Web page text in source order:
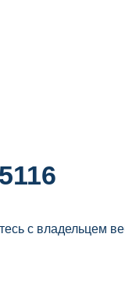
с владельцем